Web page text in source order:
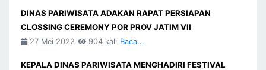
DINAS PARIWISATA ADAKAN RAPAT PERSIAPAN
CLOSSING CEREMONY POR PROV JATIM VII
27 Mei 2022 904 kali Baca...
KEPALA DINAS PARIWISATA MENGHADIRI FESTIVAL